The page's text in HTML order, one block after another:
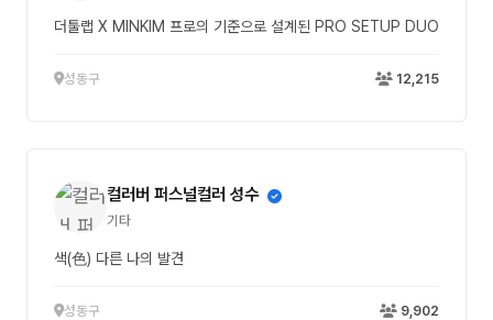
더툴랩 X MINKIM 프로의 기준으로 설계된 PRO SETUP DUO
성동구 12,215
컬러버 퍼스널컬러 성수
기타
색(色) 다른 나의 발견
성동구 9,902